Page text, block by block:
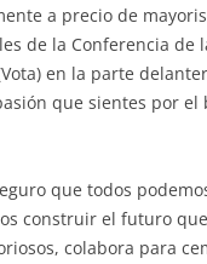
a precio de
de la Conferencia de
en la parte
que sientes por el
que todos
construir el futuro
colabora para